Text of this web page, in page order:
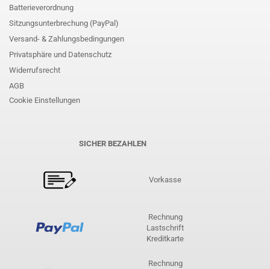
Batterieverordnung
Sitzungsunterbrechung (PayPal)
Versand- & Zahlungsbedingungen
Privatsphäre und Datenschutz
Widerrufsrecht
AGB
Cookie Einstellungen
SICHER BEZAHLEN
Vorkasse
Rechnung
Lastschrift
Kreditkarte
Rechnung